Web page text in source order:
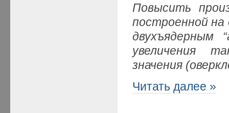
Повысить
построенной на
двухъядерным
увеличения
значения
Читать далее »